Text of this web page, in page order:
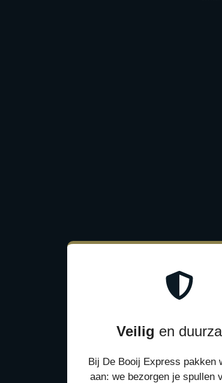
Veilig en
Bij De Booij Express pakken
aan: we bezorgen je spullen